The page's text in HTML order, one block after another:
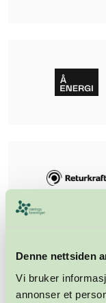
Denne nettsiden
Vi bruker
annonser et